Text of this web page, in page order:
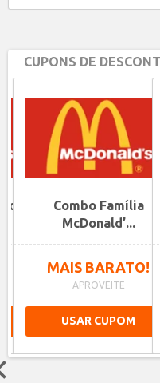
CUPONS DE
Combo Família
McDonald’...
MAIS BARATO!
APROVEITE
USAR CUPOM